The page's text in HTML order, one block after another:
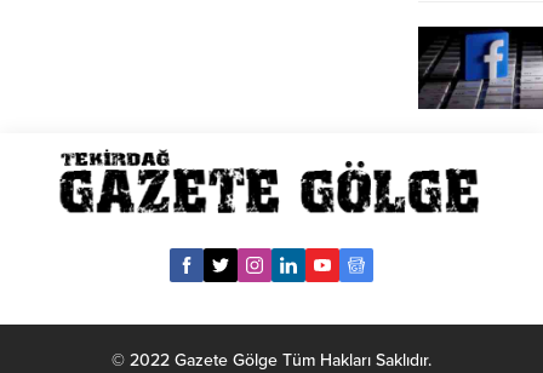
© 2022 Gazete Gölge Tüm Hakları Saklıdır.